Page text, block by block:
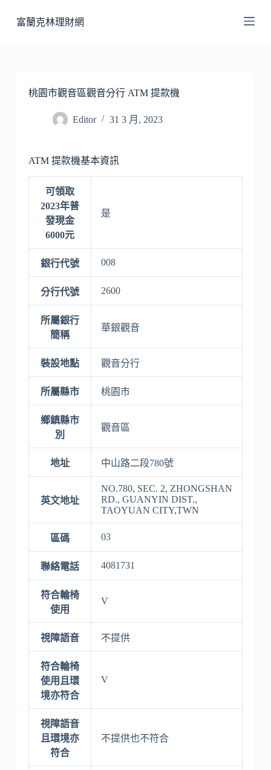
至
富蘭克林理財網
桃園市觀音區觀音分行 ATM 提款機
Editor 31 3 月, 2023
ATM 提款機基本資訊
可領取
2023年普
發現金
6000元
是
銀行代號 008
分行代號 2600
所屬銀行
簡稱
華銀觀音
裝設地點 觀音分行
所屬縣市 桃園市
鄉鎮縣市
別
觀音區
地址 中山路二段780號
英文地址
NO.780, SEC. 2, ZHONGSHAN
RD., GUANYIN DIST.,
TAOYUAN CITY,TWN
區碼 03
聯絡電話 4081731
符合輪椅
使用
V
視障語音 不提供
符合輪椅
使用且環
境亦符合
V
視障語音
且環境亦
符合
不提供也不符合